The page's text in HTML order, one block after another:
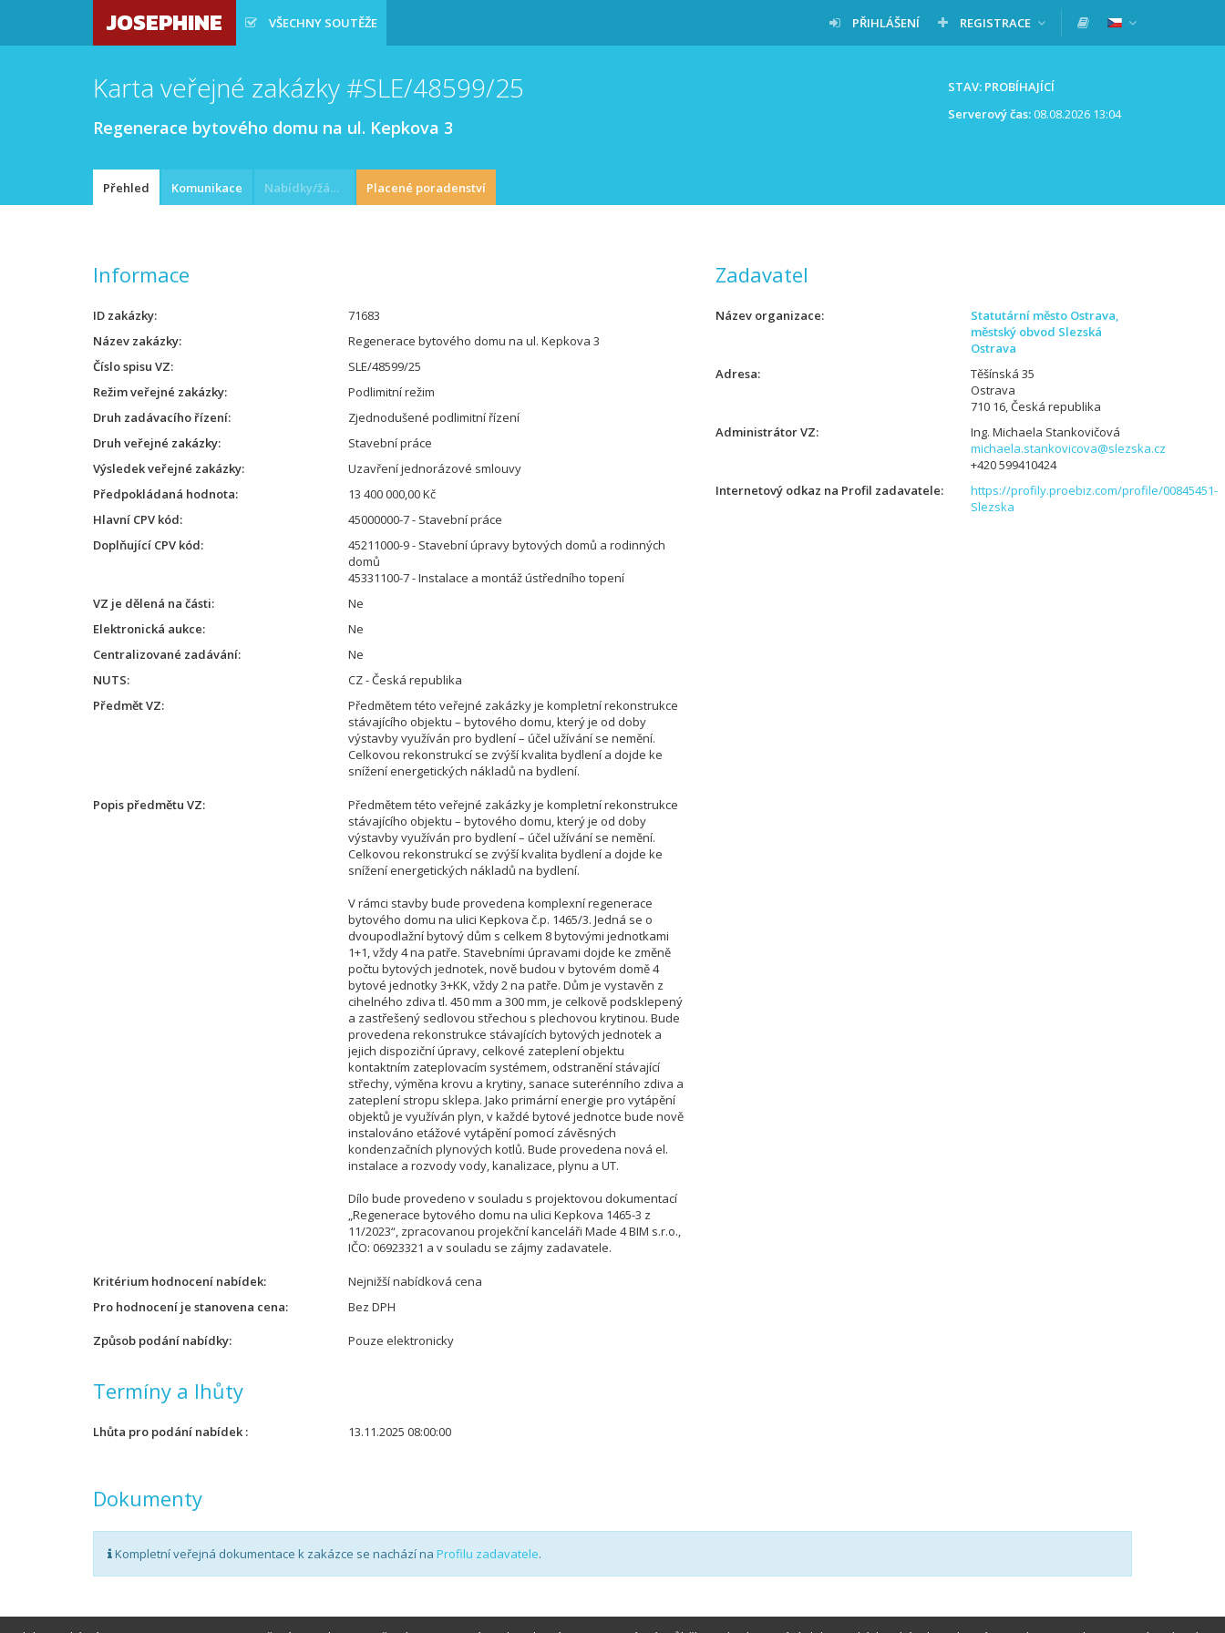
JOSEPHINE VŠECHNY SOUTĚŽE PŘIHLÁŠENÍ REGISTRACE
STAV: PROBÍHAJÍCÍ
Serverový čas:08.08.2026 13:04
Karta veřejné zakázky #SLE/48599/25
Regenerace bytového domu na ul. Kepkova 3
Přehled Komunikace Nabídky/žádosti Placené poradenství
Informace
ID zakázky
71683
Název zakázky
Regenerace bytového domu na ul. Kepkova 3
Číslo spisu VZ
SLE/48599/25
Režim veřejné zakázky
Podlimitní režim
Druh zadávacího řízení
Zjednodušené podlimitní řízení
Druh veřejné zakázky
Stavební práce
Výsledek veřejné zakázky
Uzavření jednorázové smlouvy
Předpokládaná hodnota
13 400 000,00 Kč
Hlavní CPV kód
45000000-7 - Stavební práce
Doplňující CPV kód
45211000-9 - Stavební úpravy bytových domů a rodinných
domů
45331100-7 - Instalace a montáž ústředního topení
VZ je dělená na části
Ne
Elektronická aukce
Ne
Centralizované zadávání
Ne
NUTS
CZ - Česká republika
Předmět VZ
Předmětem této veřejné zakázky je kompletní rekonstrukce
stávajícího objektu – bytového domu, který je od doby
výstavby využíván pro bydlení – účel užívání se nemění.
Celkovou rekonstrukcí se zvýší kvalita bydlení a dojde ke
snížení energetických nákladů na bydlení.
Popis předmětu VZ
Předmětem této veřejné zakázky je kompletní rekonstrukce
stávajícího objektu – bytového domu, který je od doby
výstavby využíván pro bydlení – účel užívání se nemění.
Celkovou rekonstrukcí se zvýší kvalita bydlení a dojde ke
snížení energetických nákladů na bydlení.
V rámci stavby bude provedena komplexní regenerace
bytového domu na ulici Kepkova č.p. 1465/3. Jedná se o
dvoupodlažní bytový dům s celkem 8 bytovými jednotkami
1+1, vždy 4 na patře. Stavebními úpravami dojde ke změně
počtu bytových jednotek, nově budou v bytovém domě 4
bytové jednotky 3+KK, vždy 2 na patře. Dům je vystavěn z
cihelného zdiva tl. 450 mm a 300 mm, je celkově podsklepený
a zastřešený sedlovou střechou s plechovou krytinou. Bude
provedena rekonstrukce stávajících bytových jednotek a
jejich dispoziční úpravy, celkové zateplení objektu
kontaktním zateplovacím systémem, odstranění stávající
střechy, výměna krovu a krytiny, sanace suterénního zdiva a
zateplení stropu sklepa. Jako primární energie pro vytápění
objektů je využíván plyn, v každé bytové jednotce bude nově
instalováno etážové vytápění pomocí závěsných
kondenzačních plynových kotlů. Bude provedena nová el.
instalace a rozvody vody, kanalizace, plynu a UT.
Dílo bude provedeno v souladu s projektovou dokumentací
„Regenerace bytového domu na ulici Kepkova 1465-3 z
11/2023“, zpracovanou projekční kanceláři Made 4 BIM s.r.o.,
IČO: 06923321 a v souladu se zájmy zadavatele.
Kritérium hodnocení nabídek
Nejnižší nabídková cena
Pro hodnocení je stanovena cena
Bez DPH
Způsob podání nabídky Pouze elektronicky
Termíny a lhůty
Lhůta pro podání nabídek 13.11.2025 08:00:00
Zadavatel
Název organizace
Statutární město Ostrava,
městský obvod Slezská
Ostrava
Adresa
Těšínská 35
Ostrava
710 16, Česká republika
Administrátor VZ
Ing. Michaela Stankovičová
michaela.stankovicova@slezska.cz
+420 599410424
Internetový odkaz na Profil zadavatele
https://profily.proebiz.com/profile/00845451-
Slezska
Dokumenty
Kompletní veřejná dokumentace k zakázce se nachází na Profilu zadavatele.